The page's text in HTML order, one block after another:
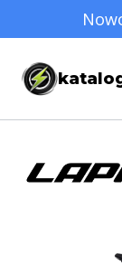
do
treści